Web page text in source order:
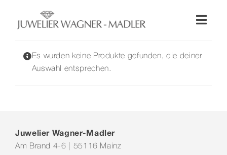
springen
Wellendorff
Es wurden keine Produkte gefunden, die deiner
Auswahl entsprechen.
Juwelier Wagner-Madler
Am Brand 4-6 | 55116 Mainz